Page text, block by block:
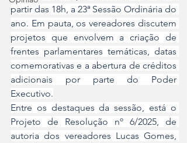
partir das 18h, a 23ª Sessão Ordinária do
ano. Em pauta, os vereadores discutem
projetos que envolvem a criação de
frentes parlamentares temáticas, datas
comemorativas e a abertura de créditos
adicionais por parte do Poder
Executivo.
Entre os destaques da sessão, está o
Projeto de Resolução nº 6/2025, de
autoria dos vereadores Lucas Gomes,